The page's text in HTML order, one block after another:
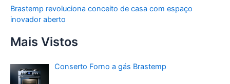
Brastemp revoluciona conceito de casa com espaço
inovador aberto
Mais Vistos
Conserto Forno a gás Brastemp